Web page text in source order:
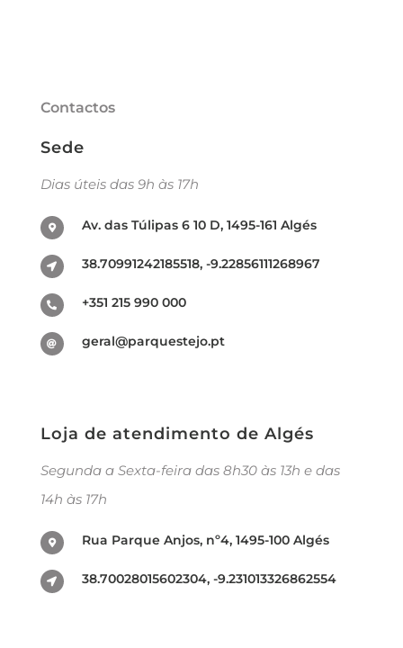
Contactos
Sede
Dias úteis das 9h às 17h
Av. das Túlipas 6 10 D, 1495-161 Algés
38.70991242185518, -9.22856111268967
+351 215 990 000
geral@parquestejo.pt
Loja de atendimento de Algés
Segunda a Sexta-feira das 8h30 às 13h e das
14h às 17h
Rua Parque Anjos, nº4, 1495-100 Algés
38.70028015602304, -9.231013326862554